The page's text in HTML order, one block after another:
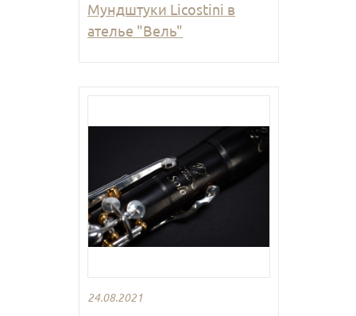
Мундштуки Licostini в
ателье "Вель"
24.08.2021